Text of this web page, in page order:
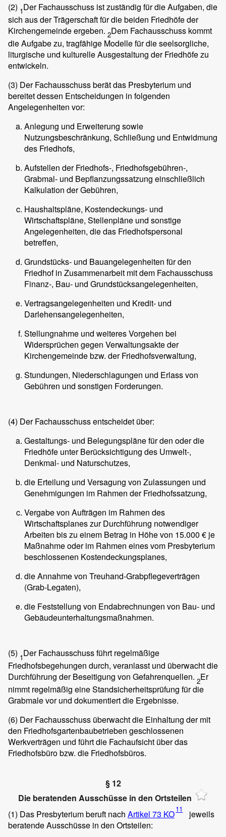
(2) 1Der Fachausschuss ist zuständig für die Aufgaben, die
sich aus der Trägerschaft für die beiden Friedhöfe der
Kirchengemeinde ergeben. 2Dem Fachausschuss kommt
die Aufgabe zu, tragfähige Modelle für die seelsorgliche,
liturgische und kulturelle Ausgestaltung der Friedhöfe zu
entwickeln.
(3) Der Fachausschuss berät das Presbyterium und
bereitet dessen Entscheidungen in folgenden
Angelegenheiten vor:
Anlegung und Erweiterung sowie
Nutzungsbeschränkung, Schließung und Entwidmung
des Friedhofs,
Aufstellen der Friedhofs-, Friedhofsgebühren-,
Grabmal- und Bepflanzungssatzung einschließlich
Kalkulation der Gebühren,
Haushaltspläne, Kostendeckungs- und
Wirtschaftspläne, Stellenpläne und sonstige
Angelegenheiten, die das Friedhofspersonal
betreffen,
Grundstücks- und Bauangelegenheiten für den
Friedhof in Zusammenarbeit mit dem Fachausschuss
Finanz-, Bau- und Grundstücksangelegenheiten,
Vertragsangelegenheiten und Kredit- und
Darlehensangelegenheiten,
Stellungnahme und weiteres Vorgehen bei
Widersprüchen gegen Verwaltungsakte der
Kirchengemeinde bzw. der Friedhofsverwaltung,
Stundungen, Niederschlagungen und Erlass von
Gebühren und sonstigen Forderungen.
(4) Der Fachausschuss entscheidet über:
Gestaltungs- und Belegungspläne für den oder die
Friedhöfe unter Berücksichtigung des Umwelt-,
Denkmal- und Naturschutzes,
die Erteilung und Versagung von Zulassungen und
Genehmigungen im Rahmen der Friedhofssatzung,
Vergabe von Aufträgen im Rahmen des
Wirtschaftsplanes zur Durchführung notwendiger
Arbeiten bis zu einem Betrag in Höhe von 15.000 € je
Maßnahme oder im Rahmen eines vom Presbyterium
beschlossenen Kostendeckungsplanes,
die Annahme von Treuhand-Grabpflegeverträgen
(Grab-Legaten),
die Feststellung von Endabrechnungen von Bau- und
Gebäudeunterhaltungsmaßnahmen.
(5) 1Der Fachausschuss führt regelmäßige
Friedhofsbegehungen durch, veranlasst und überwacht die
Durchführung der Beseitigung von Gefahrenquellen. 2Er
nimmt regelmäßig eine Standsicherheitsprüfung für die
Grabmale vor und dokumentiert die Ergebnisse.
(6) Der Fachausschuss überwacht die Einhaltung der mit
den Friedhofsgartenbaubetrieben geschlossenen
Werkverträgen und führt die Fachaufsicht über das
Friedhofsbüro bzw. die Friedhofsbüros.
§ 12
Die beratenden Ausschüsse in den Ortsteilen
(1) Das Presbyterium beruft nach Artikel 73 KO11
jeweils
beratende Ausschüsse in den Ortsteilen: